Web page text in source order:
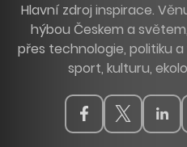
Hlavní zdroj inspirace.
hýbou Českem a
přes technologie, politiku
sport, kulturu,